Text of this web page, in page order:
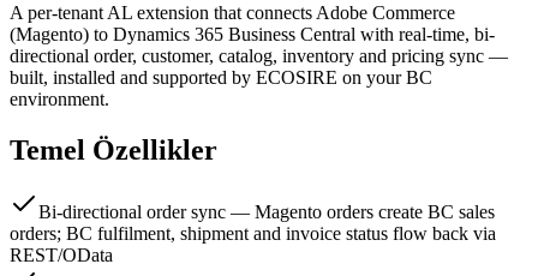
A per-tenant AL extension that connects Adobe Commerce
(Magento) to Dynamics 365 Business Central with real-time, bi-
directional order, customer, catalog, inventory and pricing sync —
built, installed and supported by ECOSIRE on your BC
environment.
Temel Özellikler
Bi-directional order sync — Magento orders create BC sales
orders; BC fulfilment, shipment and invoice status flow back via
REST/OData